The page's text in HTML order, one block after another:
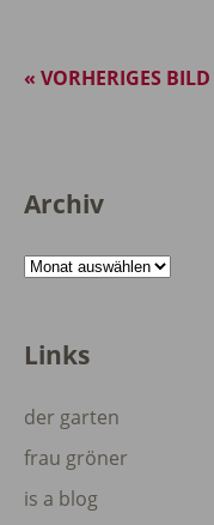
« VORHERIGES BILD
Archiv
Archiv
Links
der garten
frau gröner
is a blog